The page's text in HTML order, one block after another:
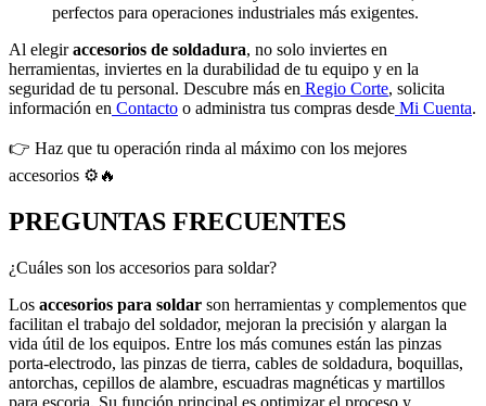
perfectos para operaciones industriales más exigentes.
Al elegiraccesorios de soldadura, no solo inviertes en
herramientas, inviertes en la durabilidad de tu equipo y en la
seguridad de tu personal. Descubre más en Regio Corte, solicita
información en Contacto o administra tus compras desde Mi Cuenta.
👉 Haz que tu operación rinda al máximo con los mejores
accesorios ⚙️🔥
PREGUNTAS FRECUENTES
¿Cuáles son los accesorios para soldar?
Los accesorios para soldar son herramientas y complementos que
facilitan el trabajo del soldador, mejoran la precisión y alargan la
vida útil de los equipos. Entre los más comunes están las pinzas
porta-electrodo, las pinzas de tierra, cables de soldadura, boquillas,
antorchas, cepillos de alambre, escuadras magnéticas y martillos